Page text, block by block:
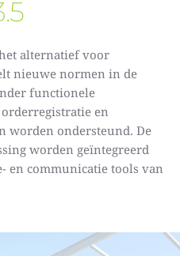
alternatief voor
nieuwe normen in de
functionele
en
worden ondersteund. De
worden geïntegreerd
en communicatie tools van